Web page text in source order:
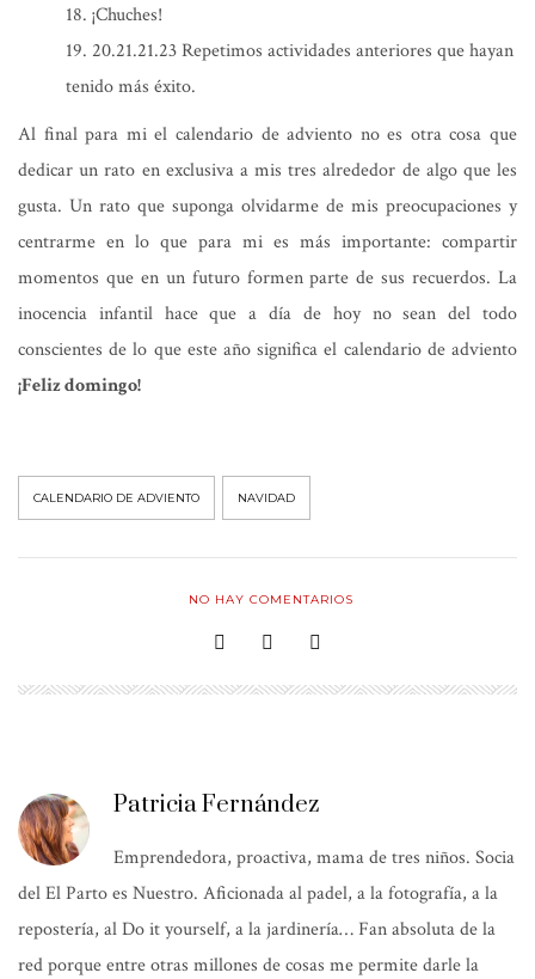
¡Chuches!
20.21.21.23 Repetimos actividades anteriores que hayan
tenido más éxito.
Al final para mi el calendario de adviento no es otra cosa que
dedicar un rato en exclusiva a mis tres alrededor de algo que les
gusta. Un rato que suponga olvidarme de mis preocupaciones y
centrarme en lo que para mi es más importante: compartir
momentos que en un futuro formen parte de sus recuerdos. La
inocencia infantil hace que a día de hoy no sean del todo
conscientes de lo que este año significa el calendario de adviento
¡Feliz domingo!
CALENDARIO DE ADVIENTO NAVIDAD
NO HAY COMENTARIOS
Patricia Fernández
Emprendedora, proactiva, mama de tres niños. Socia
del El Parto es Nuestro. Aficionada al padel, a la fotografía, a la
repostería, al Do it yourself, a la jardinería… Fan absoluta de la
red porque entre otras millones de cosas me permite darle la